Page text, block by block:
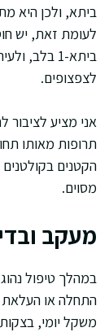
ביתא, ולכן היא
לעומת זאת, יש
ביתא-1
לצפצופים.
אני מציע
תרופות מאותו
הקטנים
מסוים.
מעקב
במהלך טיפול
התחלה או העלאת
משקל יומי,